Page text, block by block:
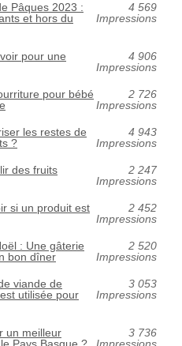
Pâques 2023 :
et hors du
4 569
Impressions
pour une
4 906
Impressions
pour bébé
2 726
Impressions
les restes de
?
4 943
Impressions
des fruits
2 247
Impressions
si un produit est
2 452
Impressions
: Une gâterie
bon dîner
2 520
Impressions
viande de
utilisée pour
3 053
Impressions
un meilleur
3 736